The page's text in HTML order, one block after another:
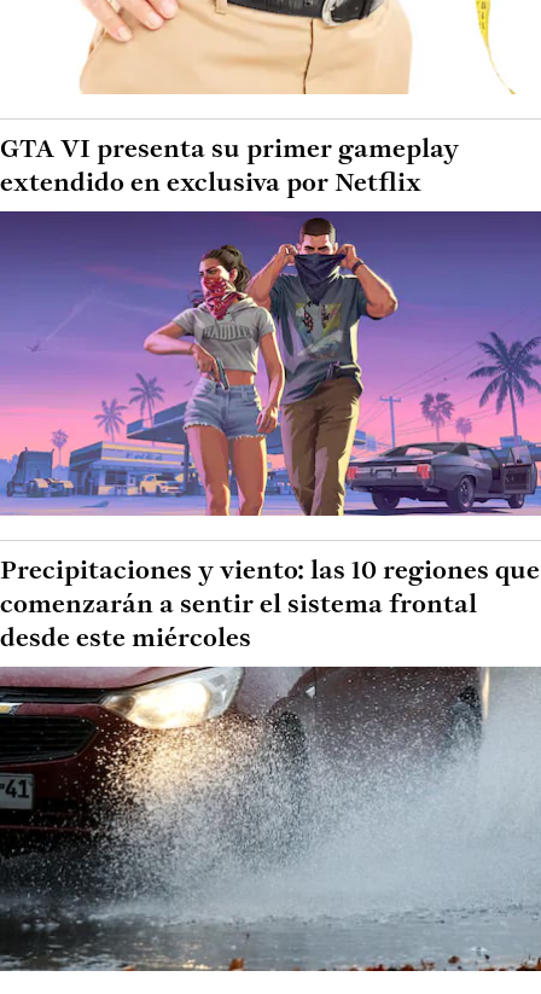
GTA VI presenta su primer gameplay
extendido en exclusiva por Netflix
Precipitaciones y viento: las 10 regiones que
comenzarán a sentir el sistema frontal
desde este miércoles